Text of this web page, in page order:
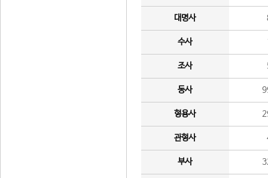
대명사
수사
조사
동사
형용사
관형사
부사